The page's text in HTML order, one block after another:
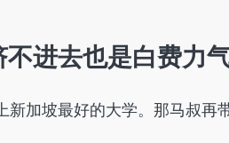
进去也是白费力
加坡最好的大学。那马叔再